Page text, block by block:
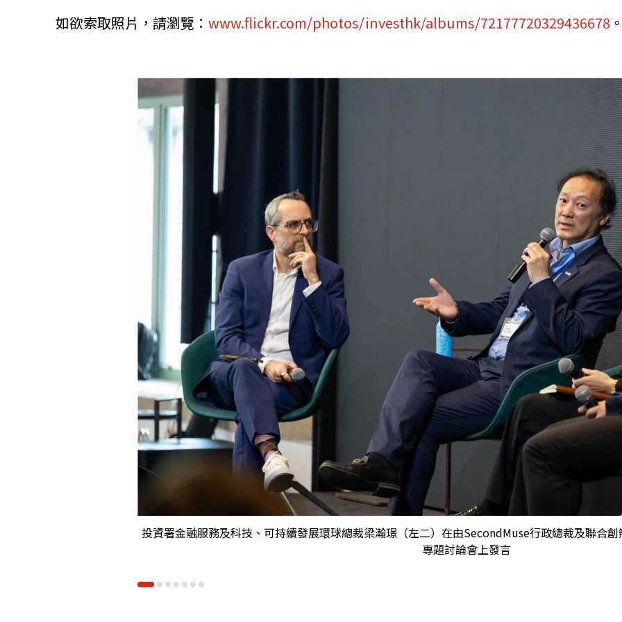
如欲索取照片，請瀏覽： www.flickr.com/photos/investhk/albums/72177720329436678
投資署金融服務及科技、可持續發展環球總裁梁瀚璟（左二）在由SecondMuse行政總裁及聯合
專題討論會上發言